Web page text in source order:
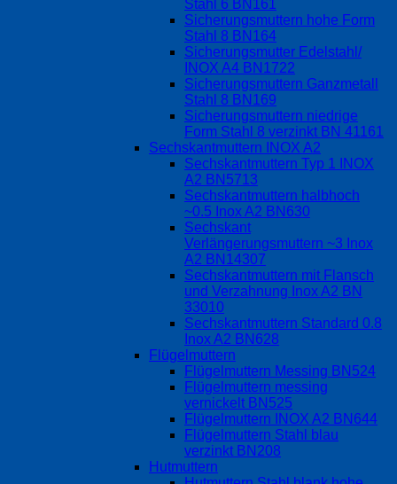
Stahl 6 BN161
Sicherungsmuttern hohe Form
Stahl 8 BN164
Sicherungsmutter Edelstahl/
INOX A4 BN1722
Sicherungsmuttern Ganzmetall
Stahl 8 BN169
Sicherungsmuttern niedrige
Form Stahl 8 verzinkt BN 41161
Sechskantmuttern INOX A2
Sechskantmuttern Typ 1 INOX
A2 BN5713
Sechskantmuttern halbhoch
~0.5 Inox A2 BN630
Sechskant
Verlängerungsmuttern ~3 Inox
A2 BN14307
Sechskantmuttern mit Flansch
und Verzahnung Inox A2 BN
33010
Sechskantmuttern Standard 0.8
Inox A2 BN628
Flügelmuttern
Flügelmuttern Messing BN524
Flügelmuttern messing
vernickelt BN525
Flügelmuttern INOX A2 BN644
Flügelmuttern Stahl blau
verzinkt BN208
Hutmuttern